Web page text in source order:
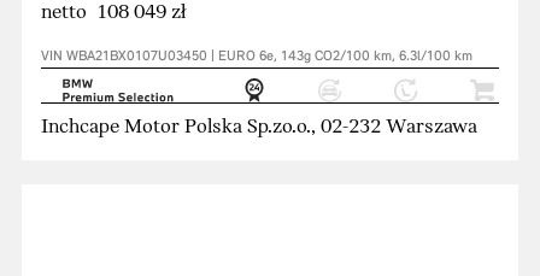
netto 108 049 zł
VIN WBA21BX0107U03450 | EURO 6e, 143g CO2/100 km, 6.3l/100 km
Inchcape Motor Polska Sp.zo.o., 02-232 Warszawa